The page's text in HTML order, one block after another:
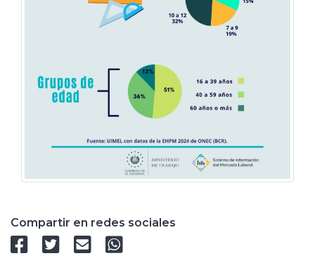
Compartir en redes sociales